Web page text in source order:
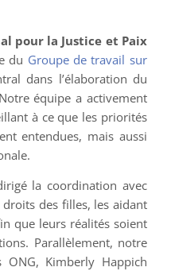
pour la Justice et Paix
du Groupe de travail sur
dans l’élaboration du
équipe a activement
à ce que les priorités
entendues, mais aussi
la coordination avec
des filles, les aidant
que leurs réalités soient
Parallèlement, notre
ONG, Kimberly Happich